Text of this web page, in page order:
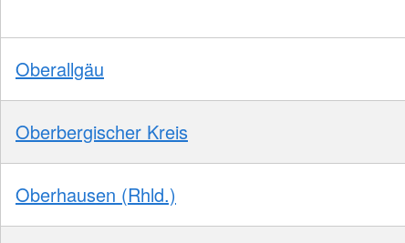
Oberallgäu
Oberbergischer Kreis
Oberhausen (Rhld.)